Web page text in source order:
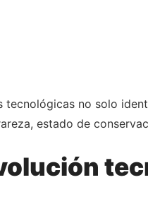
tecnológicas no solo
estado de